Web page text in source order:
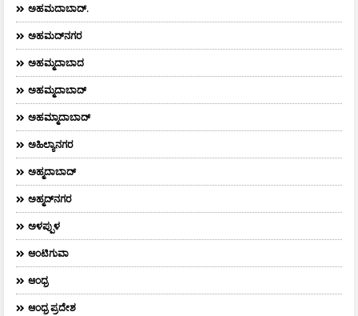
ಅಹಮದಾಬಾದ್‌.
ಅಹಮದ್‌ನಗರ
ಅಹಮ್ಮದಾಬಾದ
ಅಹಮ್ಮದಾಬಾದ್
ಅಹಮ್ಮಾದಾಬಾದ್
ಅಹಿಲ್ಯಾನಗರ
ಅಹ್ಮದಾಬಾದ್
ಅಹ್ಮದ್‌ನಗರ
ಅಳಪ್ಪುಳ
ಆಂಟಿಗುವಾ
ಆಂಧ್ರ
ಆಂಧ್ರ ಪ್ರದೇಶ